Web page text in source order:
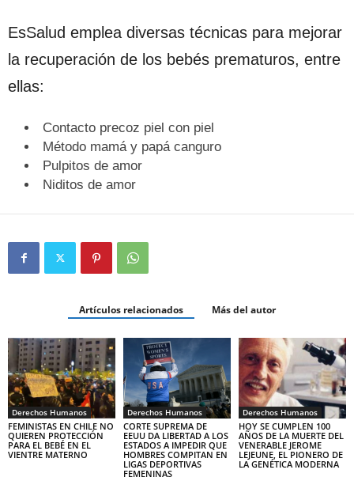
EsSalud emplea diversas técnicas para mejorar
la recuperación de los bebés prematuros, entre
ellas:
Contacto precoz piel con piel
Método mamá y papá canguro
Pulpitos de amor
Niditos de amor
Artículos relacionados Más del autor
Derechos Humanos
FEMINISTAS EN CHILE NO
QUIEREN PROTECCIÓN
PARA EL BEBÉ EN EL
VIENTRE MATERNO
Derechos Humanos
CORTE SUPREMA DE
EEUU DA LIBERTAD A LOS
ESTADOS A IMPEDIR QUE
HOMBRES COMPITAN EN
LIGAS DEPORTIVAS
FEMENINAS
Derechos Humanos
HOY SE CUMPLEN 100
AÑOS DE LA MUERTE DEL
VENERABLE JEROME
LEJEUNE, EL PIONERO DE
LA GENÉTICA MODERNA